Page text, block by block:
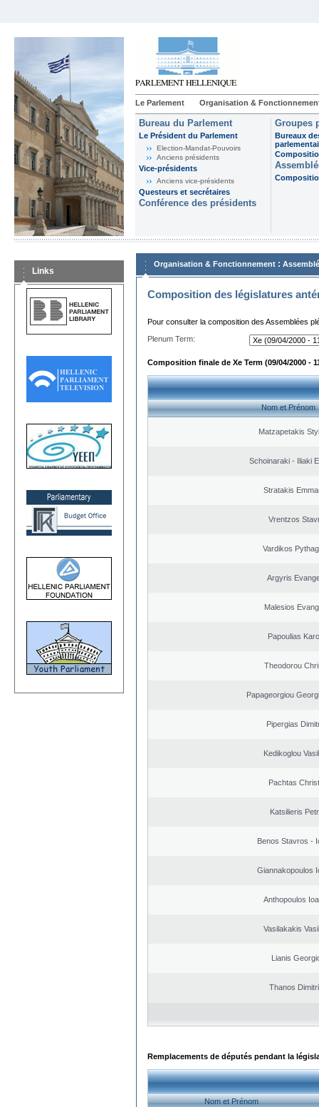
Le Parlement Organisation &
Bureau du Parlement
Le Président du Parlement
Election-Mandat-Pouvoirs
Anciens présidents
Vice-présidents
Anciens vice-présidents
Questeurs et secrétaires
Conférence des présidents
Groupes
Bureaux
Links
Organisation & Fonctionnement :
Composition des législatures
Pour consulter la composition des Assemblées
Plenum Term:
Composition finale de Xe Term (09/04/2000 -
Nom et Prénom
Matzapetakis
Schoinaraki - Iliaki
Stratakis
Vrentzos
Vardikos
Argyris
Malesios
Papoulias
Theodorou
Papageorgiou
Pipergias
Kedikoglou
Pachtas
Katsilieris
Benos Stavros -
Giannakopoulos
Anthopoulos
Vasilakakis
Lianis
Thanos
Remplacements de députés pendant la
Nom et Prénom